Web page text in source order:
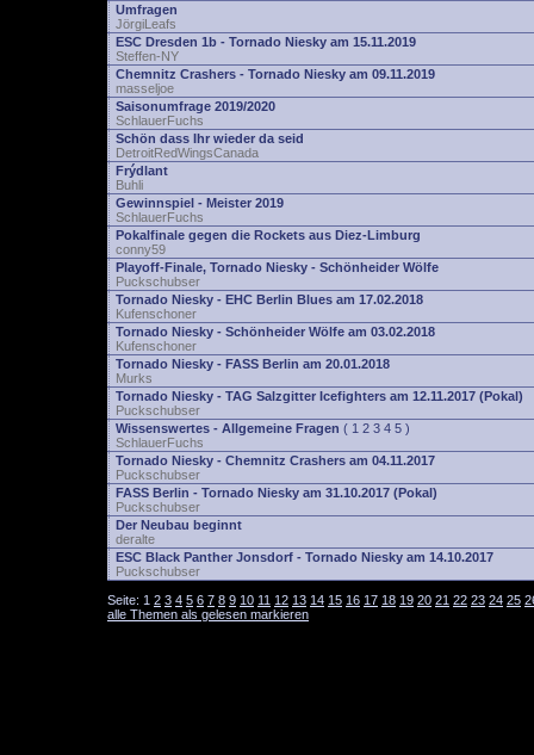
Umfragen
JörgiLeafs
ESC Dresden 1b - Tornado Niesky am 15.11.2019
Steffen-NY
Chemnitz Crashers - Tornado Niesky am 09.11.2019
masseljoe
Saisonumfrage 2019/2020
SchlauerFuchs
Schön dass Ihr wieder da seid
DetroitRedWingsCanada
Frýdlant
Buhli
Gewinnspiel - Meister 2019
SchlauerFuchs
Pokalfinale gegen die Rockets aus Diez-Limburg
conny59
Playoff-Finale, Tornado Niesky - Schönheider Wölfe
Puckschubser
Tornado Niesky - EHC Berlin Blues am 17.02.2018
Kufenschoner
Tornado Niesky - Schönheider Wölfe am 03.02.2018
Kufenschoner
Tornado Niesky - FASS Berlin am 20.01.2018
Murks
Tornado Niesky - TAG Salzgitter Icefighters am 12.11.2017 (Pokal)
Puckschubser
Wissenswertes - Allgemeine Fragen ( 1 2 3 4 5 )
SchlauerFuchs
Tornado Niesky - Chemnitz Crashers am 04.11.2017
Puckschubser
FASS Berlin - Tornado Niesky am 31.10.2017 (Pokal)
Puckschubser
Der Neubau beginnt
deralte
ESC Black Panther Jonsdorf - Tornado Niesky am 14.10.2017
Puckschubser
Seite: 1 2 3 4 5 6 7 8 9 10 11 12 13 14 15 16 17 18 19 20 21 22 23 24 25
alle Themen als gelesen markieren